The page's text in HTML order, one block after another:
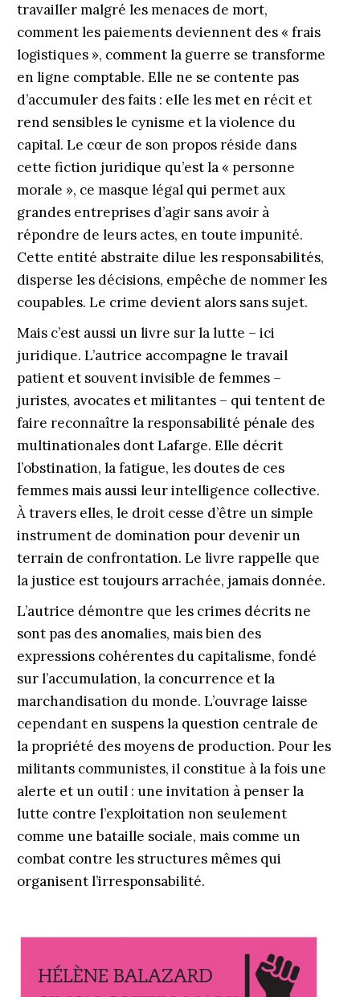
travailler malgré les menaces de mort,
comment les paiements deviennent des « frais
logistiques », comment la guerre se transforme
en ligne comptable. Elle ne se contente pas
d’accumuler des faits : elle les met en récit et
rend sensibles le cynisme et la violence du
capital. Le cœur de son propos réside dans
cette fiction juridique qu’est la « personne
morale », ce masque légal qui permet aux
grandes entreprises d’agir sans avoir à
répondre de leurs actes, en toute impunité.
Cette entité abstraite dilue les responsabilités,
disperse les décisions, empêche de nommer les
coupables. Le crime devient alors sans sujet.
Mais c’est aussi un livre sur la lutte – ici
juridique. L’autrice accompagne le travail
patient et souvent invisible de femmes –
juristes, avocates et militantes – qui tentent de
faire reconnaître la responsabilité pénale des
multinationales dont Lafarge. Elle décrit
l’obstination, la fatigue, les doutes de ces
femmes mais aussi leur intelligence collective.
À travers elles, le droit cesse d’être un simple
instrument de domination pour devenir un
terrain de confrontation. Le livre rappelle que
la justice est toujours arrachée, jamais donnée.
L’autrice démontre que les crimes décrits ne
sont pas des anomalies, mais bien des
expressions cohérentes du capitalisme, fondé
sur l’accumulation, la concurrence et la
marchandisation du monde. L’ouvrage laisse
cependant en suspens la question centrale de
la propriété des moyens de production. Pour les
militants communistes, il constitue à la fois une
alerte et un outil : une invitation à penser la
lutte contre l’exploitation non seulement
comme une bataille sociale, mais comme un
combat contre les structures mêmes qui
organisent l’irresponsabilité.